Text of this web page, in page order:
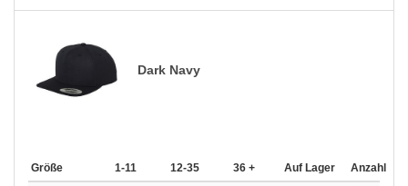
Dark Navy
Größe 1-11 12-35 36 + Auf Lager Anzahl